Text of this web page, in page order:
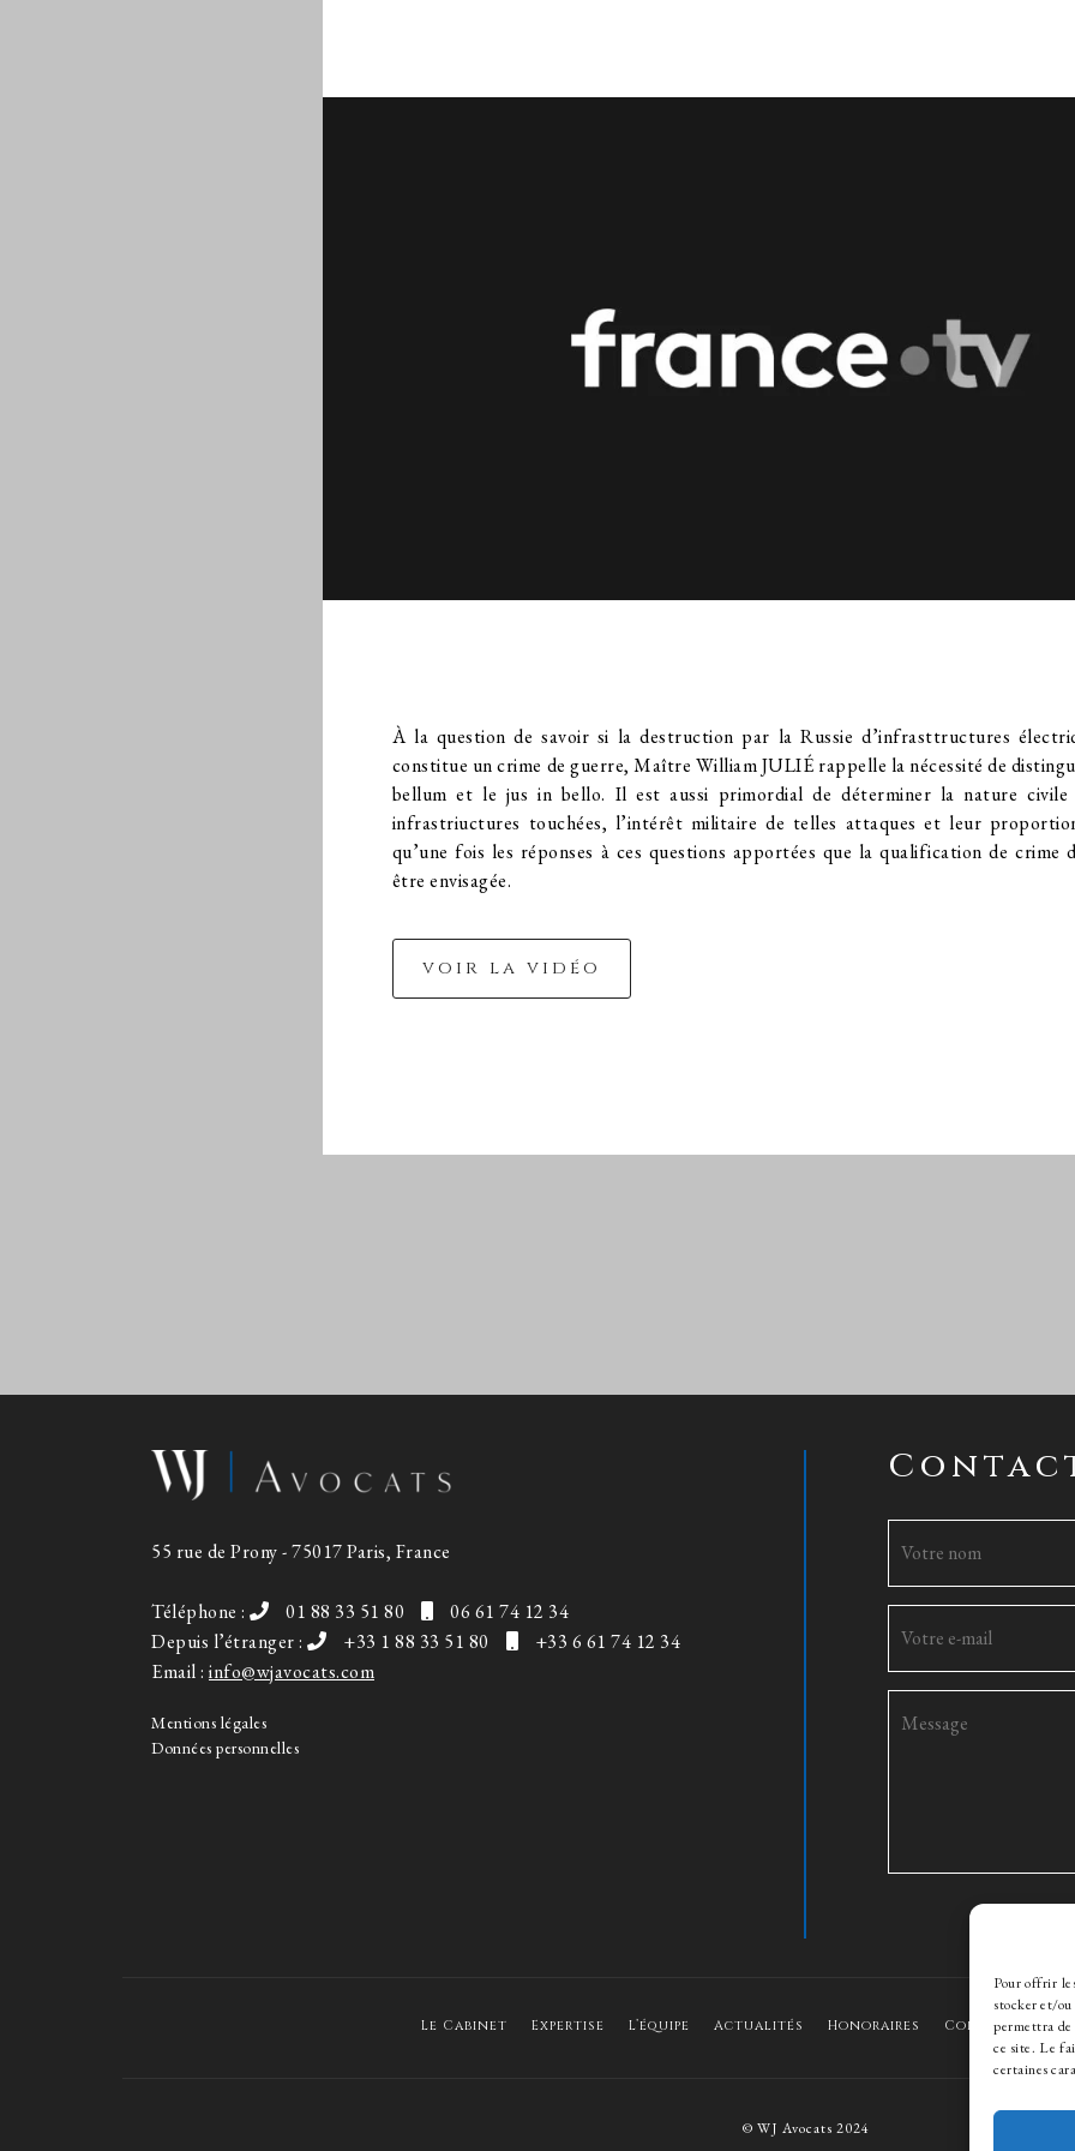
Pour offrir
stocker et/
permettra
ce site. Le
certaines
À la question de savoir si la destruction par la Russie d’infrasttructures
constitue un crime de guerre, Maître William JULIÉ rappelle la nécessité de
bellum et le jus in bello. Il est aussi primordial de déterminer la nature civile
infrastriuctures touchées, l’intérêt militaire de telles attaques et leur
qu’une fois les réponses à ces questions apportées que la qualification de crime
être envisagée.
voir la vidéo
55 rue de Prony - 75017 Paris, France
Téléphone : 01 88 33 51 80
06 61 74 12 34
Depuis l’étranger :
+33 1 88 33 51 80
+33 6 61 74 12 34
Email : info@wjavocats.com
Mentions légales
Données personnelles
Le Cabinet Expertise L’équipe Actualités Honoraires Contact
© WJ Avocats 2024